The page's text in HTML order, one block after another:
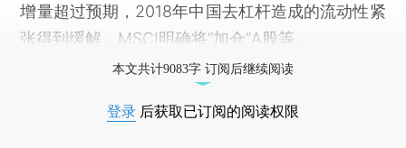
增量超过预期，2018年中国去杠杆造成的流动性紧
张得到缓解，MSCI明确将“加仓”A股等。
本文共计9083字 订阅后继续阅读
登录 后获取已订阅的阅读权限